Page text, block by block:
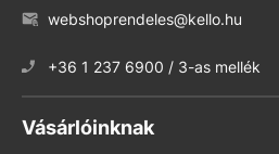
webshoprendeles@kello.hu
+36 1 237 6900 / 3-as mellék
Vásárlóinknak